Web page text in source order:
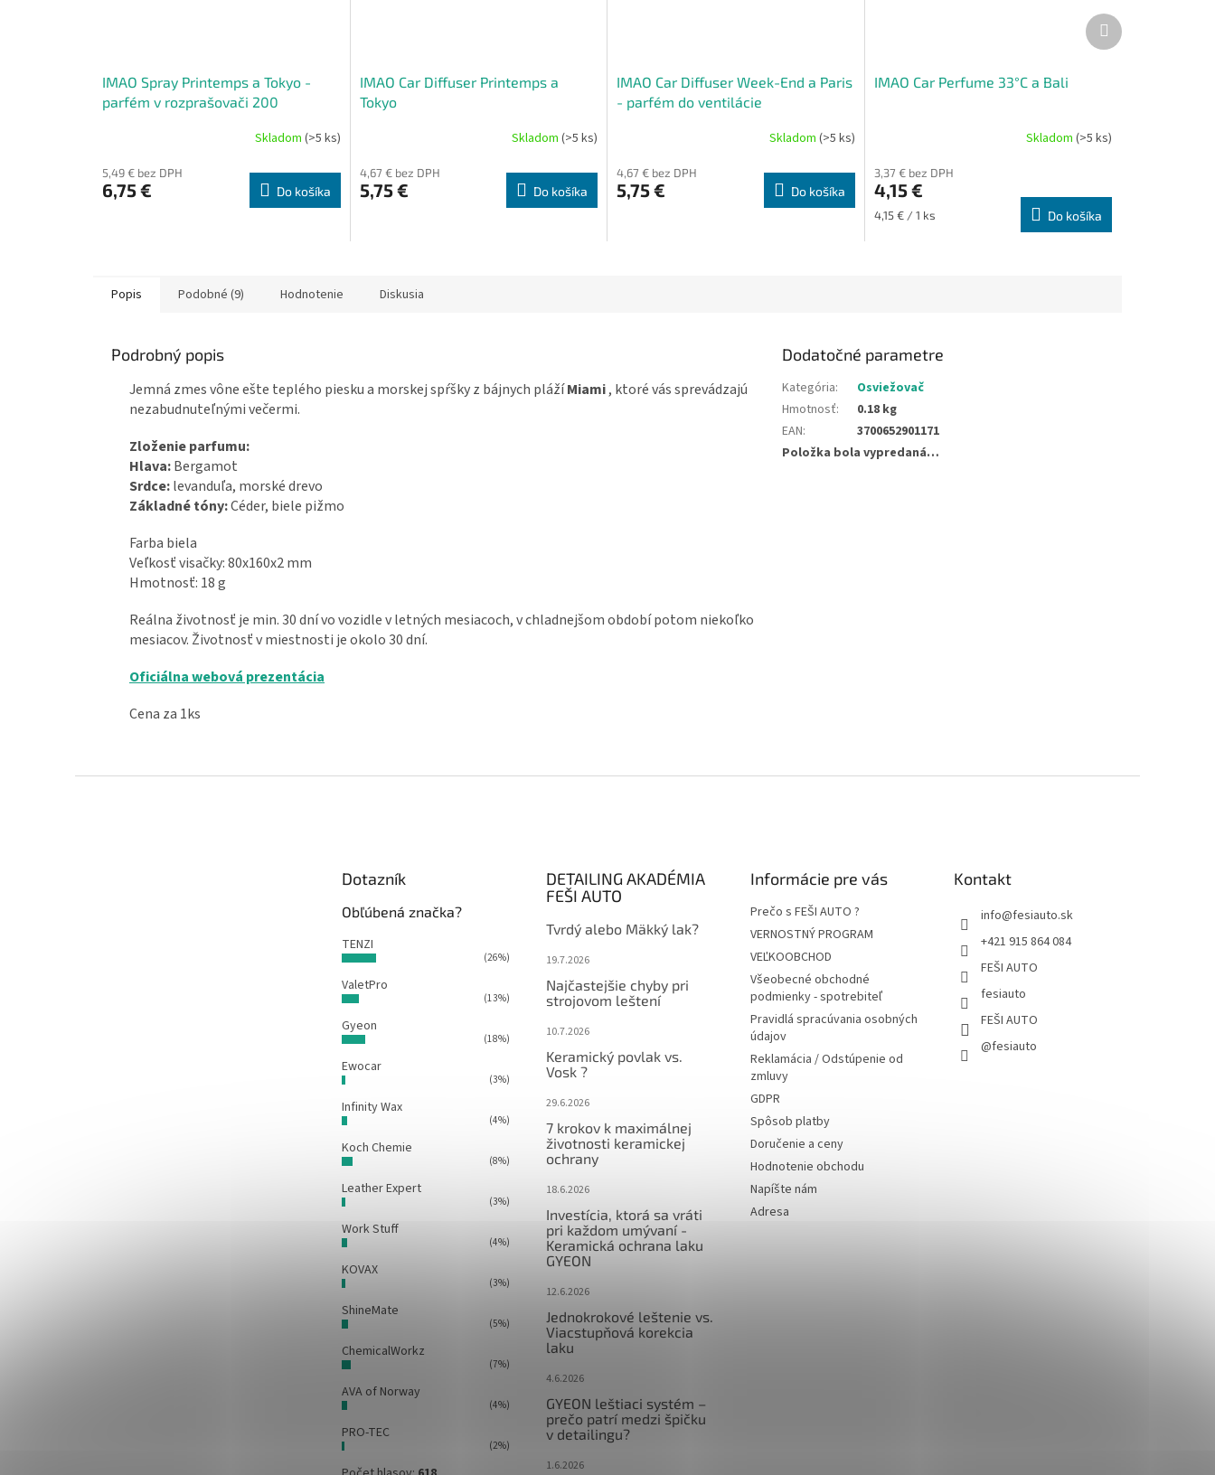
IMAO Spray Printemps a Tokyo -
parfém v rozprašovači 200
Skladom (>5 ks)
5,49 € bez DPH
6,75 € Do košíka
IMAO Car Diffuser Printemps a
Tokyo
Skladom (>5 ks)
4,67 € bez DPH
5,75 € Do košíka
IMAO Car Diffuser Week-End a Paris
- parfém do ventilácie
Skladom (>5 ks)
4,67 € bez DPH
5,75 € Do košíka
IMAO Car Perfume 33°C a Bali
Skladom (>5 ks)
3,37 € bez DPH
4,15 €
Jednotková
4,15 € / 1 ks Do košíka
Ďalší
produkt
Popis Podobné (9) Hodnotenie Diskusia
Podrobný popis
Jemná zmes vône ešte teplého piesku a morskej spŕšky z bájnych plážíMiami, ktoré vás sprevádzajú
nezabudnuteľnými večermi.
Zloženie parfumu:
Hlava:Bergamot
Srdce:levanduľa, morské drevo
Základné tóny:Céder, biele pižmo
Farba biela
Veľkosť visačky: 80x160x2 mm
Hmotnosť: 18 g
Reálna životnosť je min. 30 dní vo vozidle v letných mesiacoch, v chladnejšom období potom niekoľko
mesiacov. Životnosť v miestnosti je okolo 30 dní.
Oficiálna webová prezentácia
Cena za 1ks
Dodatočné parametre
Kategória:
Osviežovač
Hmotnosť:
0.18 kg
EAN:
3700652901171
Položka bola vypredaná…
Dotazník
Obľúbená značka?
TENZI
(26%)
ValetPro
(13%)
Gyeon
(18%)
Ewocar
(3%)
Infinity Wax
(4%)
Koch Chemie
(8%)
Leather Expert
(3%)
Work Stuff
(4%)
KOVAX
(3%)
ShineMate
(5%)
ChemicalWorkz
(7%)
AVA of Norway
(4%)
PRO-TEC
(2%)
DETAILING AKADÉMIA
FEŠI AUTO
Tvrdý alebo Mäkký lak?
19.7.2026
Najčastejšie chyby pri
strojovom leštení
10.7.2026
Keramický povlak vs.
Vosk ?
29.6.2026
7 krokov k maximálnej
životnosti keramickej
ochrany
18.6.2026
Investícia, ktorá sa vráti
pri každom umývaní -
Keramická ochrana laku
GYEON
12.6.2026
Jednokrokové leštenie vs.
Viacstupňová korekcia
laku
4.6.2026
GYEON leštiaci systém –
prečo patrí medzi špičku
v detailingu?
1.6.2026
Informácie pre vás
Prečo s FEŠI AUTO ?
VERNOSTNÝ PROGRAM
VEĽKOOBCHOD
Všeobecné obchodné
podmienky - spotrebiteľ
Pravidlá spracúvania osobných
údajov
Reklamácia / Odstúpenie od
zmluvy
GDPR
Spôsob platby
Doručenie a ceny
Hodnotenie obchodu
Napíšte nám
Adresa
Kontakt
info@fesiauto.sk
+421 915 864 084
FEŠI AUTO
fesiauto
FEŠI AUTO
@fesiauto